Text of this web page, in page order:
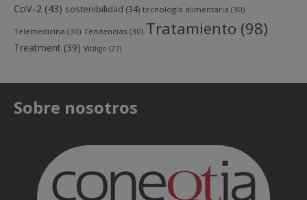
CoV-2 (43) sostenibilidad (34) tecnología alimentaria (30)
Telemedicina (30) Tendencias (30) Tratamiento (98)
Treatment (39) Vitíligo (27)
Sobre nosotros